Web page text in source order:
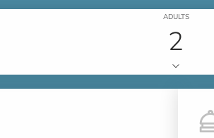
ADULTS
2